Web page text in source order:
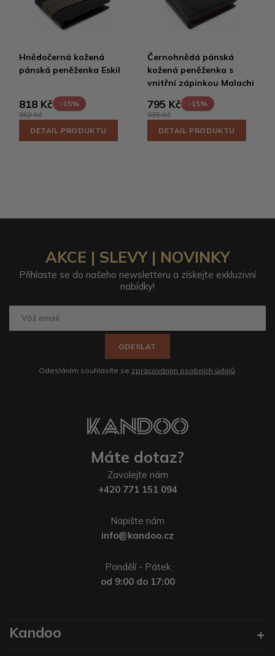
Hnědočerná kožená
pánská peněženka Eskil
818 Kč
-15%
962 Kč
DETAIL PRODUKTU
Černohnědá pánská
kožená peněženka s
vnitřní zápinkou Malachi
795 Kč
-15%
935 Kč
DETAIL PRODUKTU
AKCE | SLEVY | NOVINKY
Přihlaste se do našeho newsletteru a získejte exkluzivní
nabídky!
ODESLAT
Odesláním souhlasíte se zpracováním osobních údajů
Máte dotaz?
Zavolejte nám
+420 771 151 094
Napište nám
info@kandoo.cz
Pondělí - Pátek
od 9:00 do 17:00
Kandoo